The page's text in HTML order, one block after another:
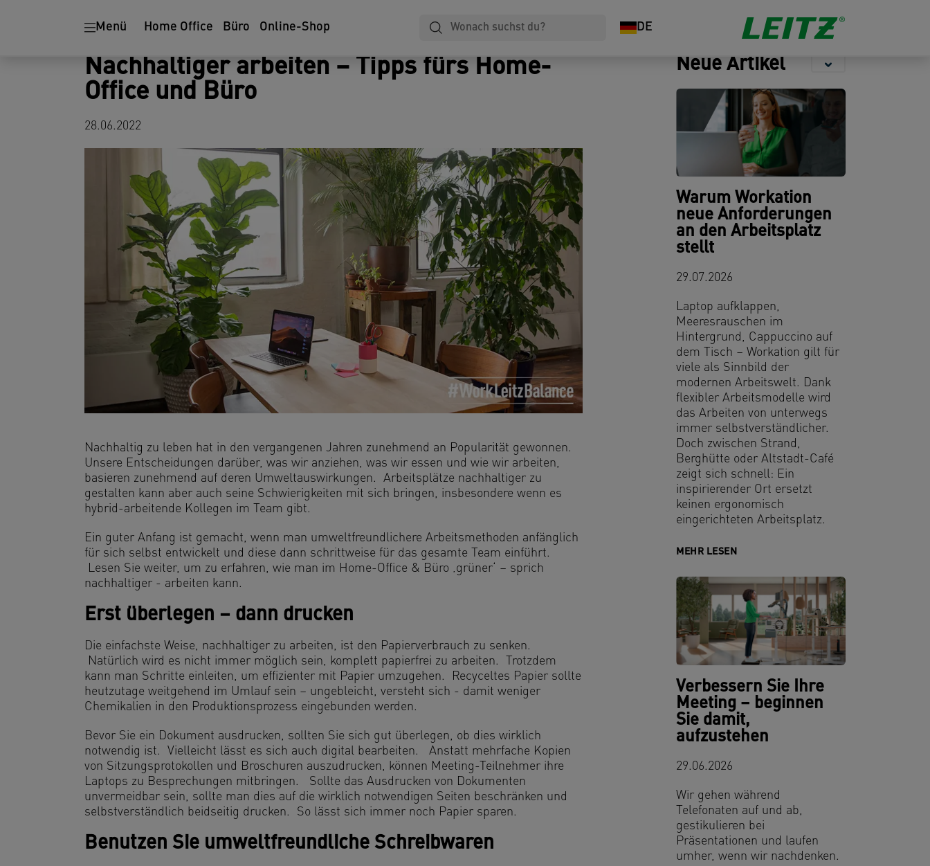
Menü Home Office Büro Online-Shop DE
Locher &
Heftgeräte
Nachhaltiger arbeiten – Tipps fürs Home-
Office und Büro
28.06.2022
Nachhaltig zu leben hat in den vergangenen Jahren zunehmend an Popularität gewonnen.
Unsere Entscheidungen darüber, was wir anziehen, was wir essen und wie wir arbeiten,
basieren zunehmend auf deren Umweltauswirkungen. Arbeitsplätze nachhaltiger zu
gestalten kann aber auch seine Schwierigkeiten mit sich bringen, insbesondere wenn es
hybrid-arbeitende Kollegen im Team gibt.
Ein guter Anfang ist gemacht, wenn man umweltfreundlichere Arbeitsmethoden anfänglich
für sich selbst entwickelt und diese dann schrittweise für das gesamte Team einführt.
Lesen Sie weiter, um zu erfahren, wie man im Home-Office & Büro ‚grüner‘ – sprich
nachhaltiger - arbeiten kann.
Erst überlegen – dann drucken
Die einfachste Weise, nachhaltiger zu arbeiten, ist den Papierverbrauch zu senken.
Natürlich wird es nicht immer möglich sein, komplett papierfrei zu arbeiten. Trotzdem
kann man Schritte einleiten, um effizienter mit Papier umzugehen. Recyceltes Papier sollte
heutzutage weitgehend im Umlauf sein – ungebleicht, versteht sich - damit weniger
Chemikalien in den Produktionsprozess eingebunden werden.
Bevor Sie ein Dokument ausdrucken, sollten Sie sich gut überlegen, ob dies wirklich
notwendig ist. Vielleicht lässt es sich auch digital bearbeiten. Anstatt mehrfache Kopien
von Sitzungsprotokollen und Broschuren auszudrucken, können Meeting-Teilnehmer ihre
Laptops zu Besprechungen mitbringen. Sollte das Ausdrucken von Dokumenten
unvermeidbar sein, sollte man dies auf die wirklich notwendigen Seiten beschränken und
selbstverständlich beidseitig drucken. So lässt sich immer noch Papier sparen.
Benutzen Sie umweltfreundliche Schreibwaren
Neue Artikel
Warum Workation
neue Anforderungen
an den Arbeitsplatz
stellt
29.07.2026
Laptop aufklappen,
Meeresrauschen im
Hintergrund, Cappuccino auf
dem Tisch – Workation gilt für
viele als Sinnbild der
modernen Arbeitswelt. Dank
flexibler Arbeitsmodelle wird
das Arbeiten von unterwegs
immer selbstverständlicher.
Doch zwischen Strand,
Berghütte oder Altstadt-Café
zeigt sich schnell: Ein
inspirierender Ort ersetzt
keinen ergonomisch
eingerichteten Arbeitsplatz.
MEHR LESEN
Verbessern Sie Ihre
Meeting – beginnen
Sie damit,
aufzustehen
29.06.2026
Wir gehen während
Telefonaten auf und ab,
gestikulieren bei
Präsentationen und laufen
umher, wenn wir nachdenken.